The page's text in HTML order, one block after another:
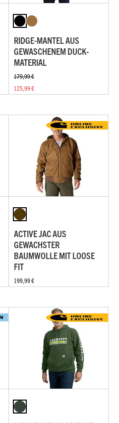
RIDGE-MANTEL AUS
GEWASCHENEM DUCK-
MATERIAL
179,99 €
125,99 €
ACTIVE JAC AUS
GEWACHSTER
BAUMWOLLE MIT LOOSE
FIT
199,99 €